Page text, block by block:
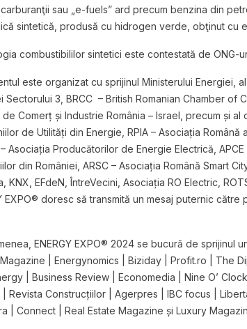
sau „e-fuels” ard precum benzina din
sintetică, produsă cu hidrogen verde, obţinut cu
combustibililor sintetici este contestată de
este organizat cu sprijinul Ministerului Energiei,
Sectorului 3, BRCC – British Romanian Chamber of
de Comerț și Industrie România – Israel, precum și
de Utilități din Energie, RPIA – Asociația
– Asociația Producătorilor de Energie Electrică,
din României, ARSC – Asociația Română Smart
KNX, EFdeN, ÎntreVecini, Asociația RO Electric,
EXPO® doresc să transmită un mesaj puternic
ENERGY EXPO® 2024 se bucură de sprijinul
| Energynomics | Biziday | Profit.ro | The
| Business Review | Economedia | Nine O’
Revista Construcțiilor | Agerpres | IBC focus |
| Connect | Real Estate Magazine și Luxury